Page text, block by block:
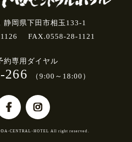
静岡県下田市相玉133-1
FAX.0558-28-1121
約専用ダイヤル
266 （9:00～18:00）
CENTRAL-HOTEL All right reserved.